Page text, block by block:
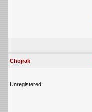
Chojrak
Unregistered